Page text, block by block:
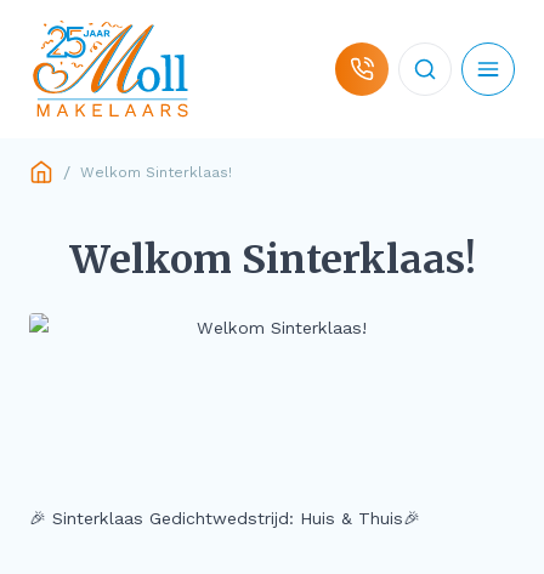
/ Welkom Sinterklaas!
Welkom Sinterklaas!
🎉 Sinterklaas Gedichtwedstrijd: Huis & Thuis🎉